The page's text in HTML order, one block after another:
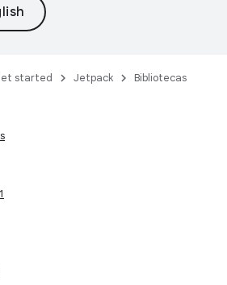
started Jetpack Bibliotecas